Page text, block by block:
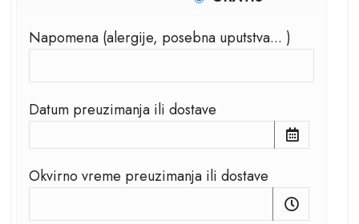
Napomena (alergije, posebna uputstva... )
Datum preuzimanja ili dostave
Okvirno vreme preuzimanja ili dostave